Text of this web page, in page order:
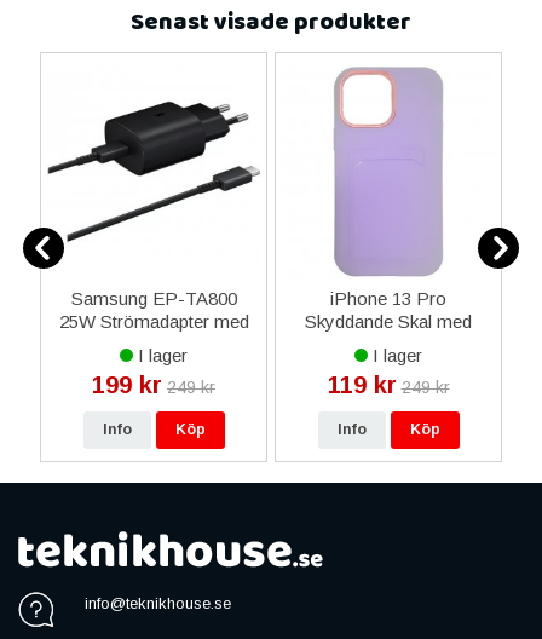
Senast visade produkter
Samsung EP-TA800
25W Strömadapter med
USB-Typ C kabel 1m
Original - Svart
I lager
199 kr 249 kr
Info Köp
iPhone 13 Pro
Skyddande Skal med
Kortficka - Lila / Rosa
I lager
119 kr 249 kr
Info Köp
info@teknikhouse.se